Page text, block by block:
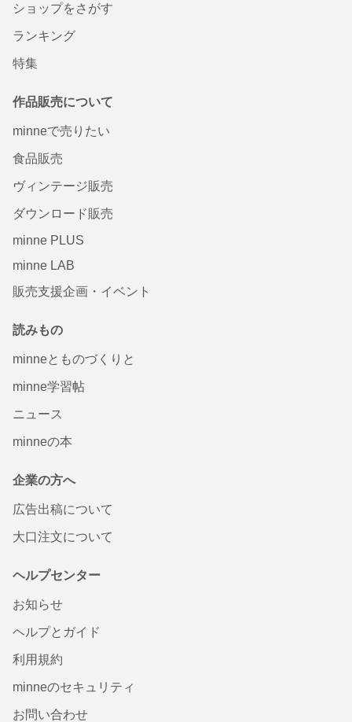
ショップをさがす
ランキング
特集
作品販売について
minneで売りたい
食品販売
ヴィンテージ販売
ダウンロード販売
minne PLUS
minne LAB
販売支援企画・イベント
読みもの
minneとものづくりと
minne学習帖
ニュース
minneの本
企業の方へ
広告出稿について
大口注文について
ヘルプセンター
お知らせ
ヘルプとガイド
利用規約
minneのセキュリティ
お問い合わせ